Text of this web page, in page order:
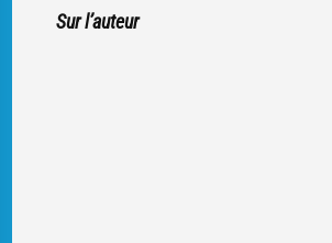
Sur l’auteur